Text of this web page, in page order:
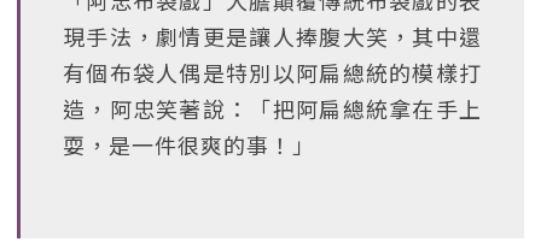
現手法，劇情更是讓人捧腹大笑，其中還
有個布袋人偶是特別以阿扁總統的模樣打
造，阿忠笑著說：「把阿扁總統拿在手上
耍，是一件很爽的事！」